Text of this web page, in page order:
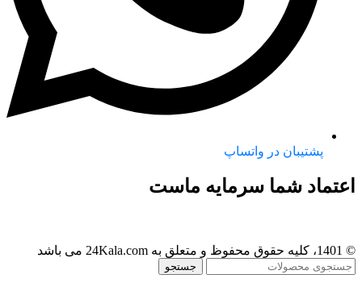
پشتیبان در واتساپ
اعتماد شما سرمایه ماست
© 1401، کلیه حقوق محفوظ و متعلق به 24Kala.com می باشد
جستجو